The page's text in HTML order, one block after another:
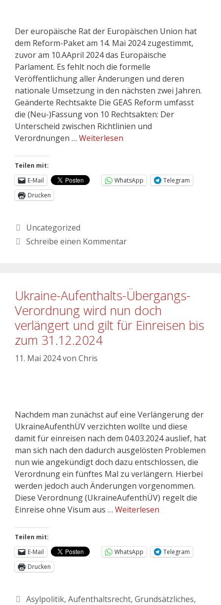
Der europäische Rat der Europäischen Union hat
dem Reform-Paket am 14. Mai 2024 zugestimmt,
zuvor am 10.AApril 2024 das Europäische
Parlament. Es fehlt noch die formelle
Veröffentlichung aller Änderungen und deren
nationale Umsetzung in den nächsten zwei Jahren.
Geänderte Rechtsakte Die GEAS Reform umfasst
die (Neu-)Fassung von 10 Rechtsakten: Der
Unterscheid zwischen Richtlinien und
Verordnungen … Weiterlesen
Teilen mit:
E-Mail
WhatsApp
Telegram
Drucken
Uncategorized
Schreibe einen Kommentar
Ukraine-Aufenthalts-Übergangs-
Verordnung wird nun doch
verlängert und gilt für Einreisen bis
zum 31.12.2024
11. Mai 2024von Chris
Nachdem man zunächst auf eine Verlängerung der
UkraineAufenthÜV verzichten wollte und diese
damit für einreisen nach dem 04.03.2024 auslief, hat
man sich nach den dadurch ausgelösten Problemen
nun wie angekündigt doch dazu entschlossen, die
Verordnung ein fünftes Mal zu verlängern. Hierbei
werden jedoch auch Änderungen vorgenommen.
Diese Verordnung (UkraineAufenthÜV) regelt die
Einreise ohne Visum aus … Weiterlesen
Teilen mit:
E-Mail
WhatsApp
Telegram
Drucken
Asylpolitik, Aufenthaltsrecht, Grundsätzliches,